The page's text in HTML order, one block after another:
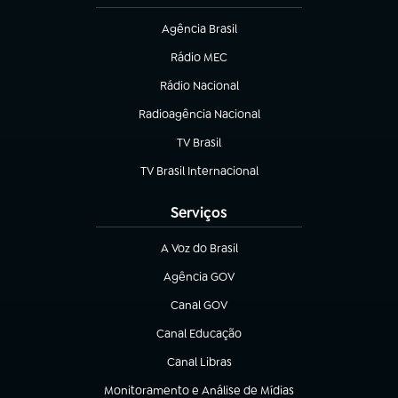
Agência Brasil
(abre em nova aba)
Rádio MEC
(abre em nova aba)
Rádio Nacional
Radioagência Nacional
(abre em nova aba)
TV Brasil
(abre em nova aba)
TV Brasil Internacional
(abre em nova aba)
Serviços
A Voz do Brasil
(abre em nova aba)
Agência GOV
(abre em nova aba)
Canal GOV
(abre em nova aba)
Canal Educação
(abre em nova aba)
Canal Libras
(abre em nova aba)
Monitoramento e Análise de Mídias